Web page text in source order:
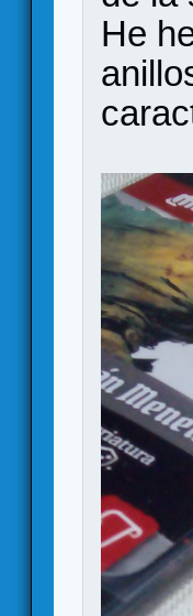
He